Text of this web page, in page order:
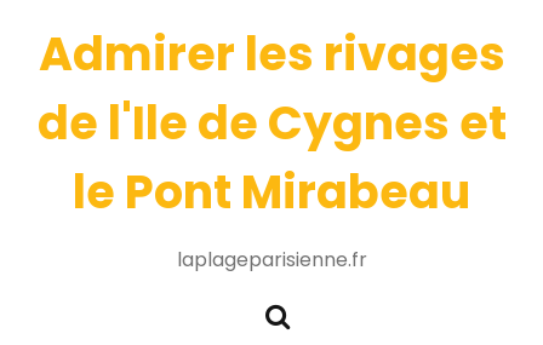
Admirer les rivages
de l'Ile de Cygnes et
le Pont Mirabeau
laplageparisienne.fr